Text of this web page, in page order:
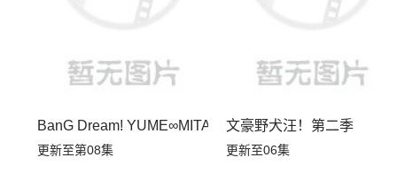
BanG Dream! YUME∞MITA
更新至第08集
文豪野犬汪！第二季
更新至06集